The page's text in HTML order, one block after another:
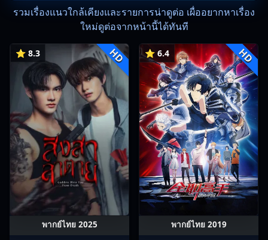
รวมเรื่องแนวใกล้เคียงและรายการน่าดูต่อ เผื่ออยากหาเรื่อง
ใหม่ดูต่อจากหน้านี้ได้ทันที
⭐ 8.3 HD
พากย์ไทย 2025
⭐ 6.4 HD
พากย์ไทย 2019